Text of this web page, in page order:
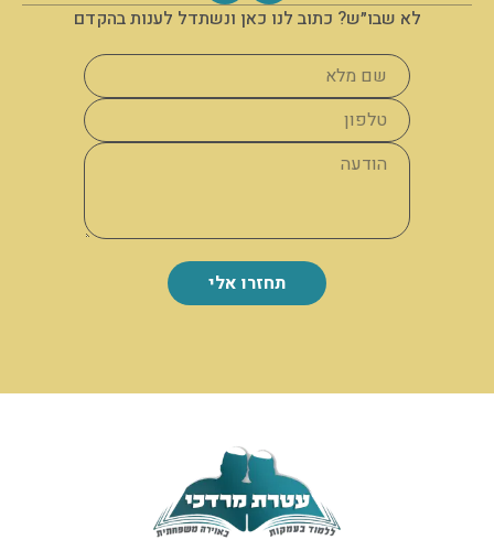
לא שבו״ש? כתוב לנו כאן ונשתדל לענות בהקדם
תחזרו אלי